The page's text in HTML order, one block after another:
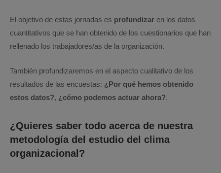
El objetivo de estas jornadas es profundizar en los datos
cuantitativos que se han obtenido de los cuestionarios que han
rellenado los trabajadores/as de la organización.
También profundizaremos en el aspecto cualitativo de los
resultados de las encuestas: ¿Por qué hemos obtenido
estos datos?, ¿cómo podemos actuar ahora?.
¿Quieres saber todo acerca de nuestra
metodología del estudio del clima
organizacional?